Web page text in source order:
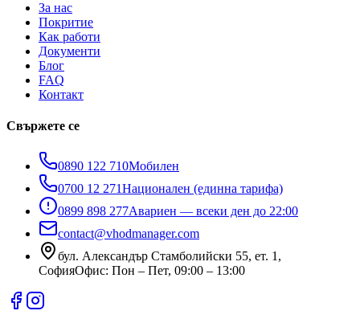
За нас
Покритие
Как работи
Документи
Блог
FAQ
Контакт
Свържете се
0890 122 710Мобилен
0700 12 271Национален (единна тарифа)
0899 898 277Авариен — всеки ден до 22:00
contact@vhodmanager.com
бул. Александър Стамболийски 55, ет. 1 ,
СофияОфис: Пон – Пет, 09:00 – 13:00